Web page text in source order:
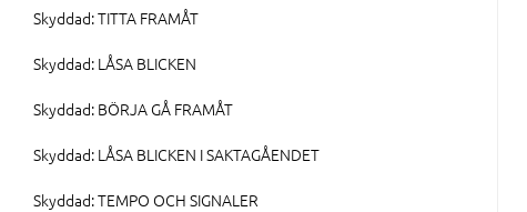
Skyddad: TITTA FRAMÅT
Skyddad: LÅSA BLICKEN
Skyddad: BÖRJA GÅ FRAMÅT
Skyddad: LÅSA BLICKEN I SAKTAGÅENDET
Skyddad: TEMPO OCH SIGNALER